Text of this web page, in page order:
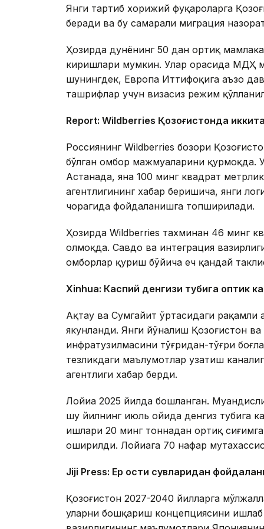
Янги тартиб хорижий фуқароларга
беради ва бу самарали миграция
Ҳозирда дунёнинг 50 дан ортиқ
киришлари мумкин. Улар орасида МДҲ
шунингдек, Европа Иттифоқига аъзо
ташрифлар учун визасиз режим
Report: Wildberries Қозоғистонда
Россиянинг Wildberries бозори
бўлган омбор мажмуаларини қурмоқда.
Астанада, яна 100 минг квадрат
агентлигининг хабар беришича, янги
чорагида фойдаланишга топширилади.
Ҳозирда Wildberries тахминан 46 минг
олмоқда. Савдо ва интеграция
омборлар қуриш бўйича ҳеч қандай
Xinhuа: Каспий денгизи тубига оптик
Ақтау ва Сумгайит ўртасидаги
якунланди. Янги йўналиш Қозоғистон
инфратузилмасини тўғридан-тўғри
тезликдаги маълумотлар узатиш
агентлиги хабар берди.
Лойиҳа 2025 йилда бошланган.
шу йилнинг июль ойида денгиз тубига
ишлари 20 минг тоннадан ортиқ
оширилди. Лойиҳага 70 нафар
Jiji Press: Ер ости сувларидан
Қозоғистон 2027-2040 йилларга
уларни бошқариш концепциясини